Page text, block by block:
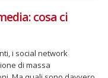
cosa ci
i social network
di massa